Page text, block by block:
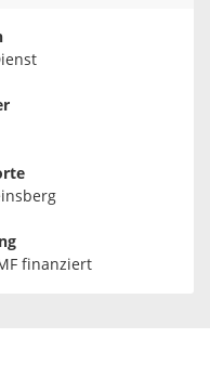
finanziert